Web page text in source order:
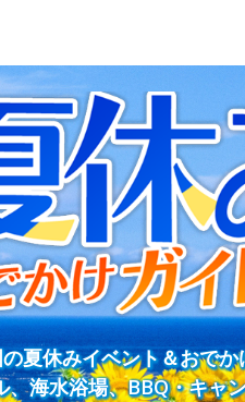
夏休みイベント＆おで
海水浴場、BBQ・キャ